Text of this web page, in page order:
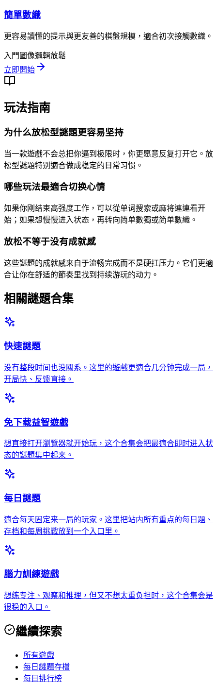
簡單數織
更容易讀懂的提示與更友善的棋盤規模，適合初次接觸數織。
入門 圖像邏輯放鬆
立即開始
玩法指南
为什么放松型謎題更容易坚持
当一款遊戲不会总把你逼到极限时，你更愿意反复打开它。放
松型謎題特别適合做成稳定的日常习惯。
哪些玩法最適合切换心情
如果你刚结束高强度工作，可以從单词搜索或麻将連連看开
始；如果想慢慢进入状态，再转向简单數獨或简单數織。
放松不等于没有成就感
这些謎題的成就感来自于流畅完成而不是硬扛压力。它们更適
合让你在舒适的節奏里找到持续游玩的动力。
相關謎題合集
快速謎題
没有整段时间也没關系。这里的遊戲更適合几分钟完成一局，
开局快、反馈直接。
免下载益智遊戲
想直接打开瀏覽器就开始玩，这个合集会把最適合即时进入状
态的謎題集中起来。
每日謎題
適合每天固定来一局的玩家。这里把站内所有重点的每日題、
存档和每周挑戰放到一个入口里。
腦力訓練遊戲
想练专注、观察和推理，但又不想太重负担时，这个合集会是
很稳的入口。
繼續探索
所有遊戲
每日謎題存檔
每日排行榜